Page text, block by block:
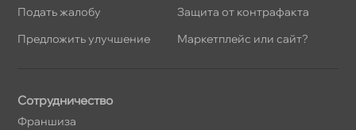
Подать жалобу
Предложить улучшение
Защита от контрафакта
Маркетплейс или сайт?
Сотрудничество
Франшиза